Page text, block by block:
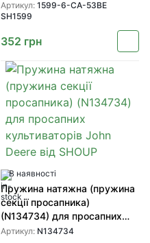
від SHOUP
Артикул: 1599-6-СА-53BE
SH1599
352 грн
В наявності
Пружина натяжна (пружина
секції просапника)
(N134734) для просапних
культиваторів John Deere від
Артикул: N134734